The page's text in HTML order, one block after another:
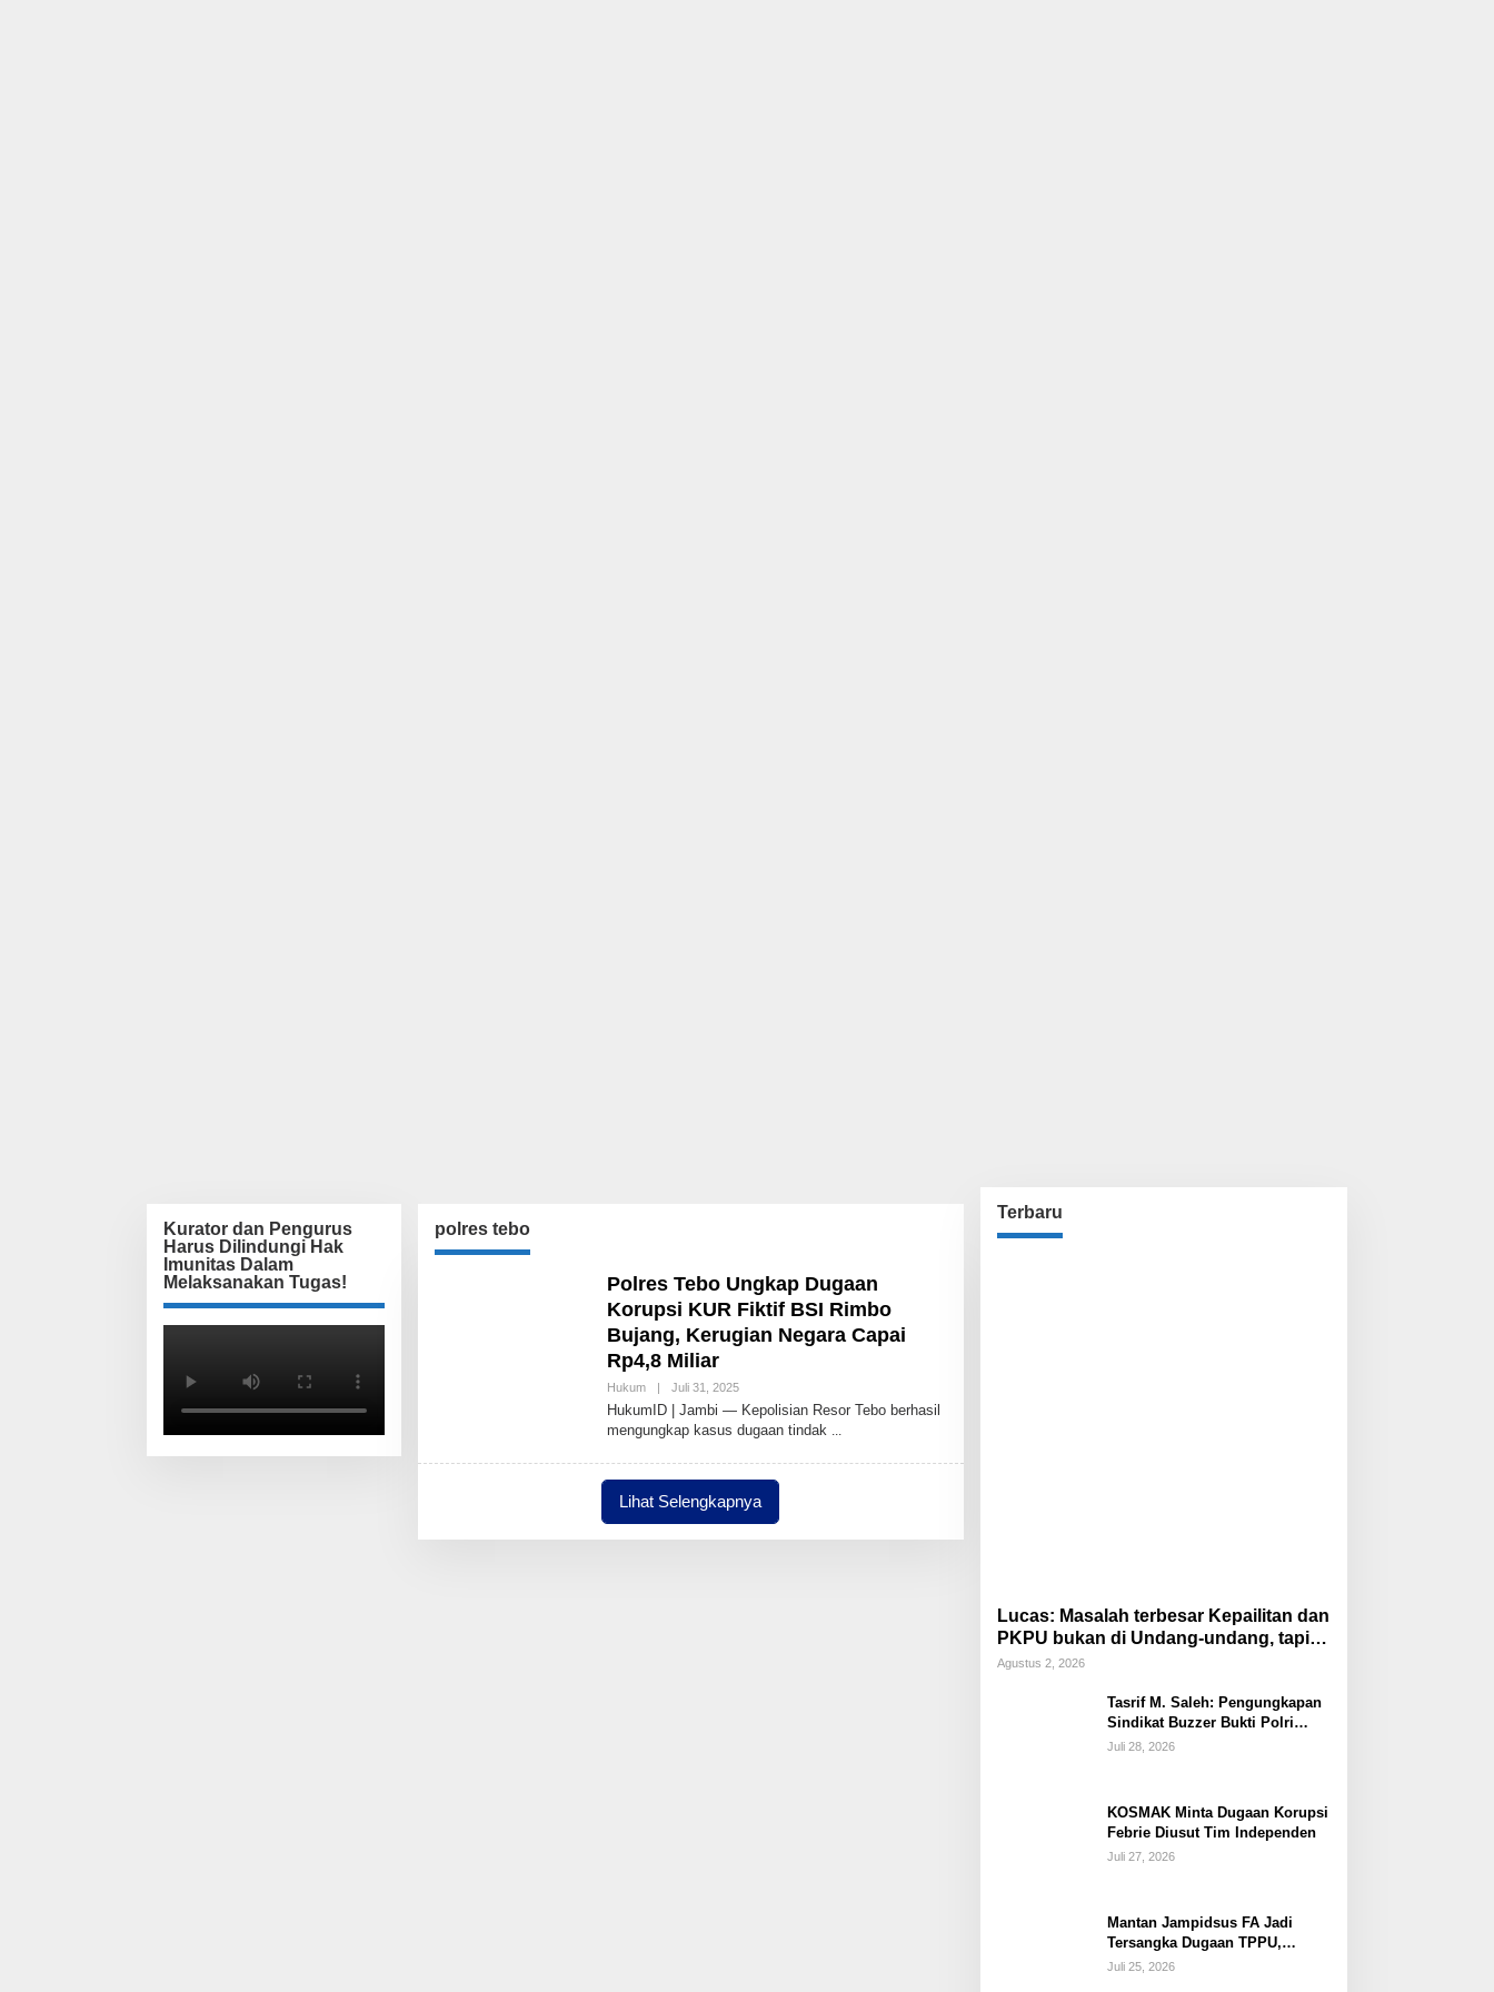
Kurator dan Pengurus
Harus Dilindungi Hak
Imunitas Dalam
Melaksanakan Tugas!
polres tebo
Polres Tebo Ungkap Dugaan
Korupsi KUR Fiktif BSI Rimbo
Bujang, Kerugian Negara Capai
Rp4,8 Miliar
Hukum | Juli 31, 2025Oleh
HukumID
HukumID | Jambi — Kepolisian Resor Tebo berhasil
mengungkap kasus dugaan tindak
Lihat Selengkapnya
Terbaru
Lucas: Masalah terbesar Kepailitan dan
PKPU bukan di Undang-undang, tapi di
Hukum Acara!!!
Agustus 2, 2026
Tasrif M. Saleh: Pengungkapan
Sindikat Buzzer Bukti Polri
Makin Adaptif Hadapi Kejahatan
Juli 28, 2026
KOSMAK Minta Dugaan Korupsi
Febrie Diusut Tim Independen
Juli 27, 2026
Mantan Jampidsus FA Jadi
Tersangka Dugaan TPPU,
Ditahan di Rutan KPK
Juli 25, 2026